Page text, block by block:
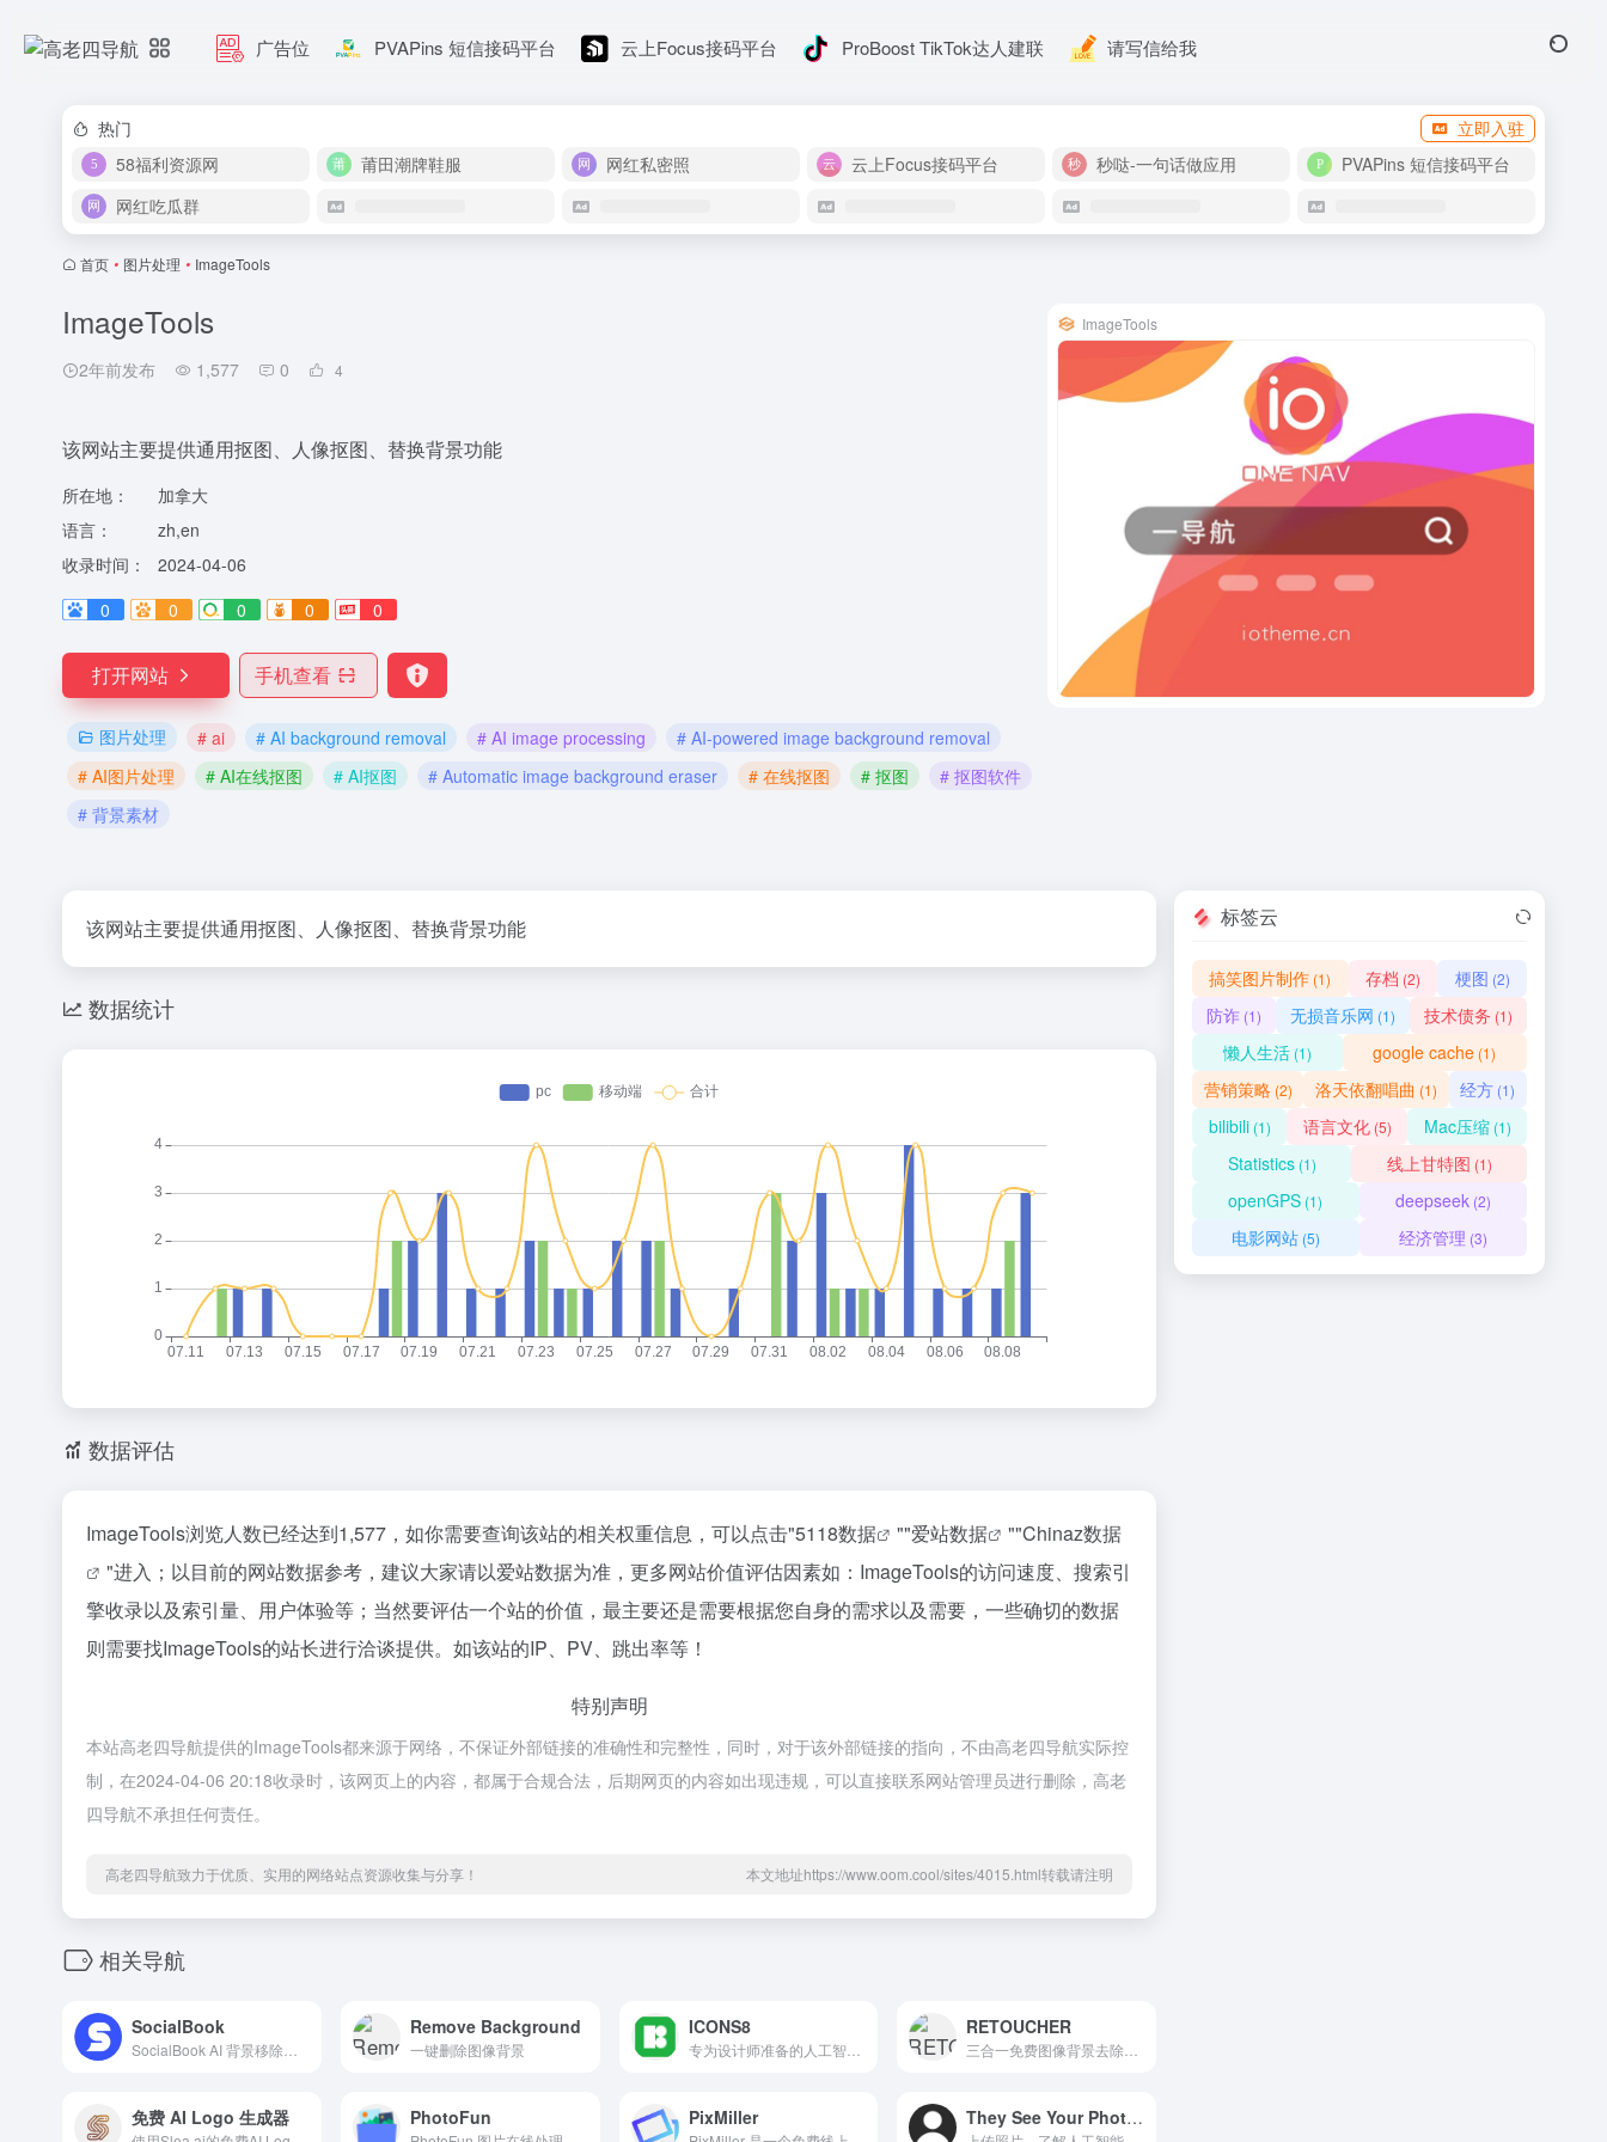
广告位 PVAPins 短信接码平台 云上Focus接码平台 ProBoost TikTok达人建联 请写信给我
热门
立即入驻
58福利资源网
莆田潮牌鞋服 网红私密照 云上Focus接码平台 秒哒-一句话做应用
PVAPins 短信接码平台
网红吃瓜群
首页 • 图片处理 • ImageTools
ImageTools
2年前发布 1,577 0 4
该网站主要提供通用抠图、人像抠图、替换背景功能
所在地：
加拿大
语言：
zh,en
收录时间：
2024-04-06
0
0 0 0 0
打开网站 手机查看
图片处理 # ai # AI background removal # AI image processing
# AI-powered image background removal
# AI图片处理
# AI在线抠图 # AI抠图 # Automatic image background eraser # 在线抠图 # 抠图
# 抠图软件
# 背景素材
ImageTools
该网站主要提供通用抠图、人像抠图、替换背景功能
数据统计
数据评估
ImageTools浏览人数已经达到1,577，如你需要查询该站的相关权重信息，可以点击"5118数据 ""爱站数据 ""Chinaz数据
"进入；以目前的网站数据参考，建议大家请以爱站数据为准，更多网站价值评估因素如：ImageTools的访问速度、搜索引
擎收录以及索引量、用户体验等；当然要评估一个站的价值，最主要还是需要根据您自身的需求以及需要，一些确切的数据
则需要找ImageTools的站长进行洽谈提供。如该站的IP、PV、跳出率等！
特别声明
本站高老四导航提供的ImageTools都来源于网络，不保证外部链接的准确性和完整性，同时，对于该外部链接的指向，不由高老四导航实际控
制，在2024-04-06 20:18收录时，该网页上的内容，都属于合规合法，后期网页的内容如出现违规，可以直接联系网站管理员进行删除，高老
四导航不承担任何责任。
高老四导航致力于优质、实用的网络站点资源收集与分享！ 本文地址https://www.oom.cool/sites/4015.html转载请注明
相关导航
SocialBook Remove Background
一键删除图像背景
ICONS8
专为设计师准备的人工智能背景去除器。对各种图像效果都很好。还可以批量上传！
RETOUCHER
免费 AI Logo 生成器 PhotoFun PixMiller They See Your Photos
标签云
搞笑图片制作 (1) 存档 (2) 梗图 (2)
防诈 (1) 无损音乐网 (1) 技术债务 (1)
懒人生活(1) google cache (1)
营销策略(2) 洛天依翻唱曲 (1) 经方 (1)
bilibili(1) 语言文化(5) Mac压缩(1)
Statistics(1) 线上甘特图 (1)
openGPS (1) deepseek(2)
电影网站 (5) 经济管理 (3)